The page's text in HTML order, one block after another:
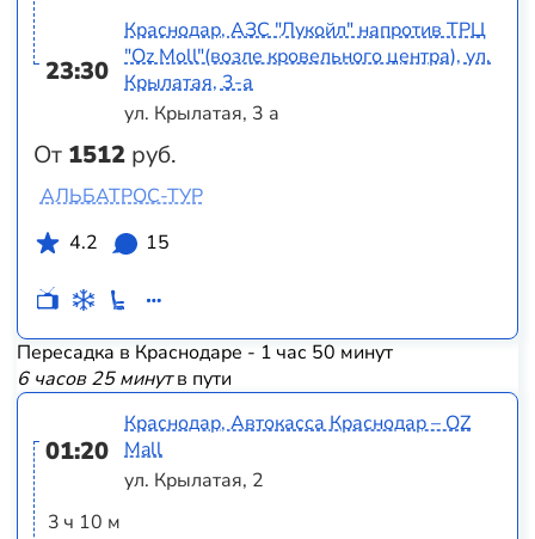
23:30
От 1512 руб.
Краснодар, АЗС "Лукойл" напротив ТРЦ
"Оz Moll"(возле кровельного центра), ул.
Крылатая, 3-а
ул. Крылатая, 3 а
АЛЬБАТРОС-ТУР
4.2
15
Пересадка в Краснодаре - 1 час 50 минут
6 часов 25 минутв пути
01:20
3 ч 10 м
Краснодар, Автокасса Краснодар – OZ
Mall
ул. Крылатая, 2